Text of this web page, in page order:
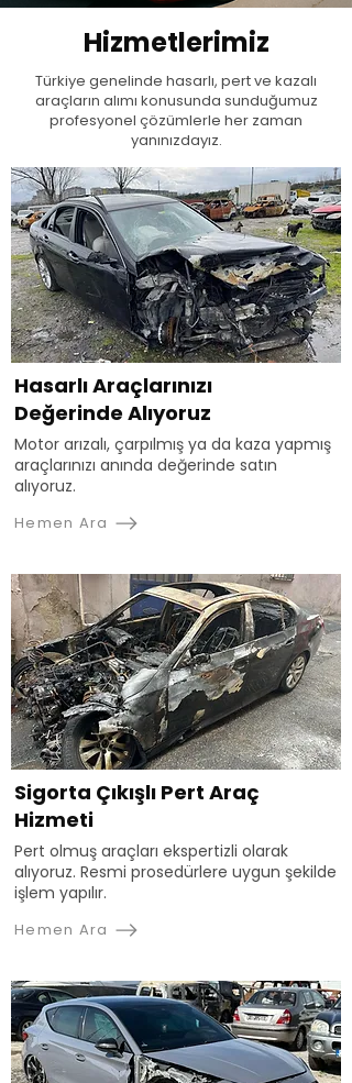
Hizmetlerimiz
Türkiye genelinde hasarlı, pert ve kazalı
araçların alımı konusunda sunduğumuz
profesyonel çözümlerle her zaman
yanınızdayız.
Hasarlı Araçlarınızı
Değerinde Alıyoruz
Motor arızalı, çarpılmış ya da kaza yapmış
araçlarınızı anında değerinde satın
alıyoruz.
Hemen Ara
Sigorta Çıkışlı Pert Araç
Hizmeti
Pert olmuş araçları ekspertizli olarak
alıyoruz. Resmi prosedürlere uygun şekilde
işlem yapılır.
Hemen Ara